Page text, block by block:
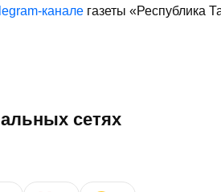
канале газеты «Республика
сетях